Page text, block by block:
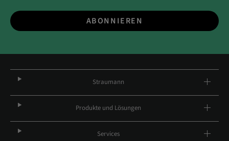
ABONNIEREN
Straumann
Produkte und Lösungen
Services